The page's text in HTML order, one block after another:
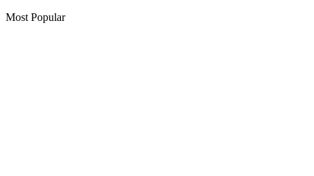
Most Popular